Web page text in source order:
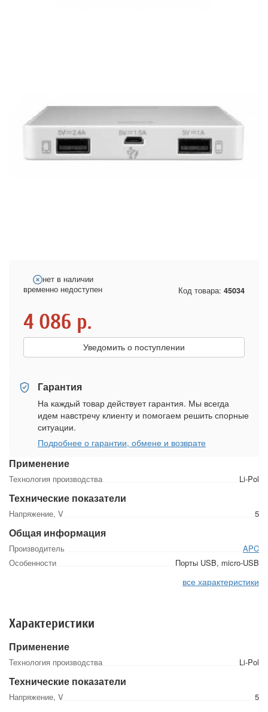
Применение
Технология производства Li-Pol
Технические показатели
Напряжение, V 5
Общая информация
Производитель
APC
Особенности
Порты USB, micro-USB
все характеристики
нет в наличии
временно недоступен
Код товара: 45034
4 086 р.
Уведомить о поступлении
Гарантия
На каждый товар действует гарантия. Мы всегда
идем навстречу клиенту и помогаем решить спорные
ситуации.
Подробнее о гарантии, обмене и возврате
Характеристики
Применение
Технология производства Li-Pol
Технические показатели
Напряжение, V 5